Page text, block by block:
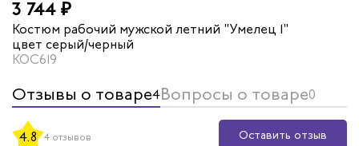
3 744 ₽
Костюм рабочий мужской летний "Умелец 1"
цвет серый/черный
КОС619
Отзывы о товаре4Вопросы о товаре0
4.8 4 отзывов
Оставить отзыв